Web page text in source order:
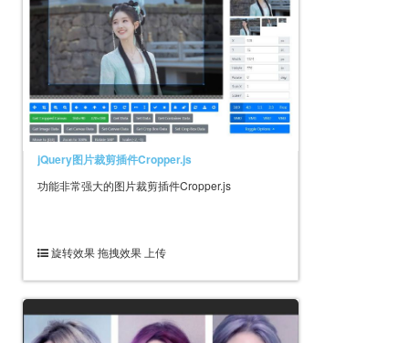
jQuery图片裁剪插件Cropper.js
功能非常强大的图片裁剪插件Cropper.js
旋转效果 拖拽效果 上传